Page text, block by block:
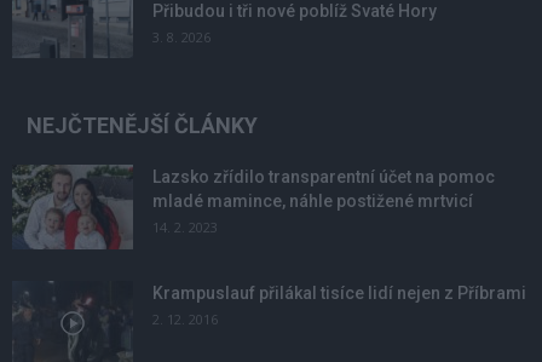
Přibudou i tři nové poblíž Svaté Hory
3. 8. 2026
NEJČTENĚJŠÍ ČLÁNKY
Lazsko zřídilo transparentní účet na pomoc
mladé mamince, náhle postižené mrtvicí
14. 2. 2023
Krampuslauf přilákal tisíce lidí nejen z Příbrami
2. 12. 2016